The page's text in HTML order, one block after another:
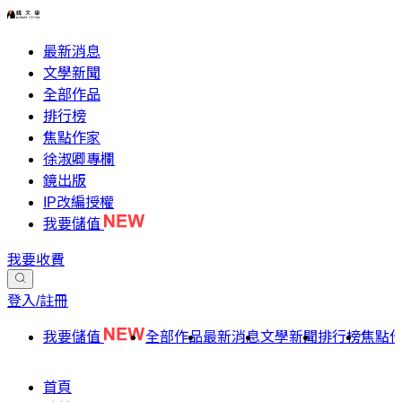
最新消息
文學新聞
全部作品
排行榜
焦點作家
徐淑卿專欄
鏡出版
IP改編授權
我要儲值
我要收費
登入/註冊
我要儲值 全部作品最新消息文學新聞排行榜焦點
首頁